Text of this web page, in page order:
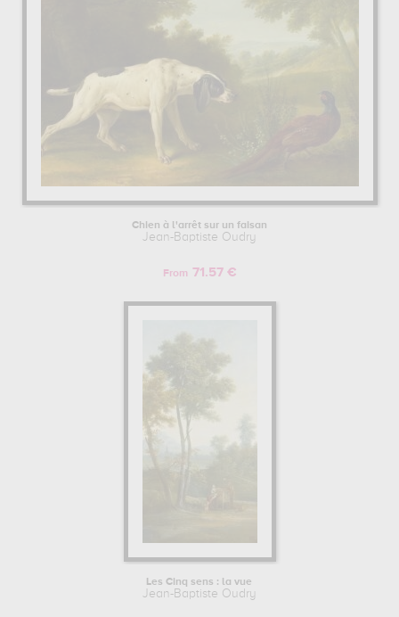
Chien à l'arrêt sur un faisan
Jean-Baptiste Oudry
From 71.57 €
Les Cinq sens : la vue
Jean-Baptiste Oudry